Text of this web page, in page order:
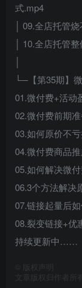
式.mp4
│ 09.全店托管
│ 10.全店托管
│
└─【第35期】
01.微付费+活动
02.微付费前期
03.如何原价不
04.微付费商品
05.如何解决微
06.3个方法解决
07.链接起量后
08.裂变链接+优
持续更新中……
版权声明
文章版权归作者所